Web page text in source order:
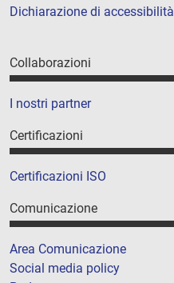
Dichiarazione di accessibilità
Collaborazioni
I nostri partner
Certificazioni
Certificazioni ISO
Comunicazione
Area Comunicazione
Social media policy